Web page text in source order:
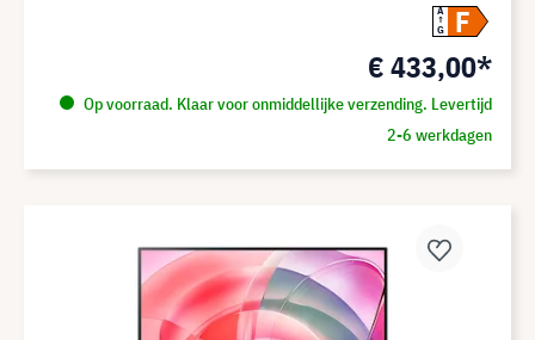
A
G
F
€ 433,00*
Op voorraad. Klaar voor onmiddellijke verzending. Levertijd
2-6 werkdagen